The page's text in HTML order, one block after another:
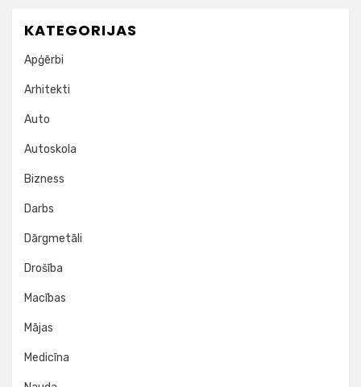
KATEGORIJAS
Apģērbi
Arhitekti
Auto
Autoskola
Bizness
Darbs
Dārgmetāli
Drošība
Macības
Mājas
Medicīna